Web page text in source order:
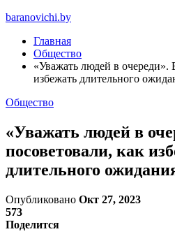
baranovichi.by
Главная
Общество
«Уважать людей в очереди».
избежать длительного
Общество
«Уважать людей в
посоветовали, как
длительного
Опубликовано Окт 27, 2023
573
Поделится